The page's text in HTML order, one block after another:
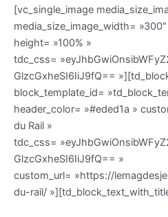
[vc_single_image
media_size_image_width=
height= »100% »
tdc_css=
GlzcGxheSI6IiJ9fQ==
block_template_id=
header_color= »#eded1a »
du Rail »
tdc_css=
GlzcGxheSI6IiJ9fQ== »
custom_url= »https://
du-rail/